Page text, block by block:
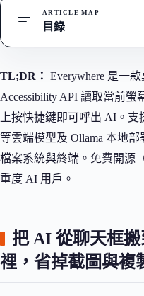
ARTICLE MAP
目錄
TL;DR： Everywhere 是一
Accessibility API 讀取當前
上按快捷鍵即可呼出 AI。支
等雲端模型及 Ollama 本地
檔案系統與終端。免費開源
重度 AI 用戶。
把 AI 從聊天框
裡，省掉截圖與複